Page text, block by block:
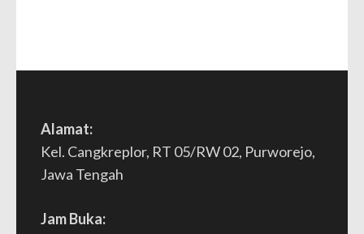
Alamat:
Kel. Cangkreplor, RT 05/RW 02, Purworejo,
Jawa Tengah
Jam Buka: